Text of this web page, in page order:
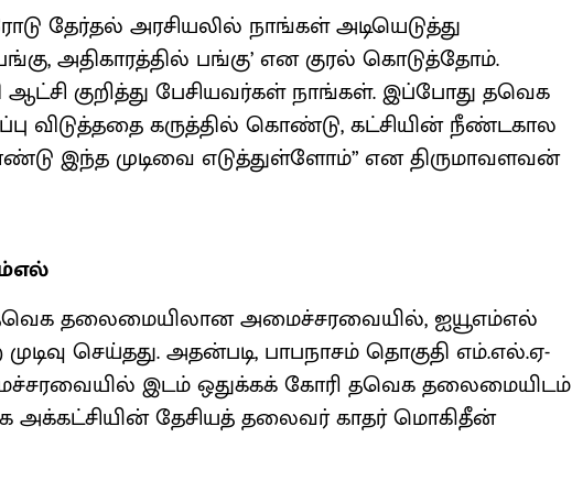
தேர்தல் அரசியலில் நாங்கள் அடியெடுத்து
அதிகாரத்தில் பங்கு’ என குரல் கொடுத்தோம்.
குறித்து பேசியவர்கள் நாங்கள். இப்போது தவெக
விடுத்ததை கருத்தில் கொண்டு, கட்சியின் நீண்டகால
இந்த முடிவை எடுத்துள்ளோம்” என திருமாவளவன்
தவெக தலைமையிலான அமைச்சரவையில், ஐயூஎம்எல்
செய்தது. அதன்படி, பாபநாசம் தொகுதி எம்.எல்.ஏ-
இடம் ஒதுக்கக் கோரி தவெக தலைமையிடம்
அக்கட்சியின் தேசியத் தலைவர் காதர் மொகிதீன்